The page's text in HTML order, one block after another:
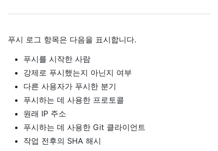
푸시 로그 항목은 다음을 표시합니다.
푸시를 시작한 사람
강제로 푸시했는지 아닌지 여부
다른 사용자가 푸시한 분기
푸시하는 데 사용한 프로토콜
원래 IP 주소
푸시하는 데 사용한 Git 클라이언트
작업 전후의 SHA 해시